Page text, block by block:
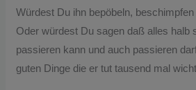
Würdest Du ihn bepöbeln,
Oder würdest Du sagen daß alles halb
passieren kann und auch passieren
guten Dinge die er tut tausend mal